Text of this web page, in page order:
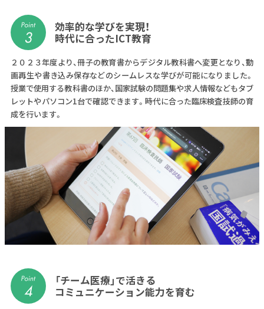
効率的な学びを実現！
時代に合ったICT教育
２０２３年度より、冊子の教育書からデジタル教科書へ変更となり、動
画再生や書き込み保存などのシームレスな学びが可能になりました。
授業で使用する教科書のほか、国家試験の問題集や求人情報などもタブ
レットやパソコン1台で確認できます。時代に合った臨床検査技師の育
成を行います。
「チーム医療」で活きる
コミュニケーション能力を育む